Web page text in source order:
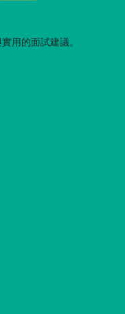
用的面試建議。